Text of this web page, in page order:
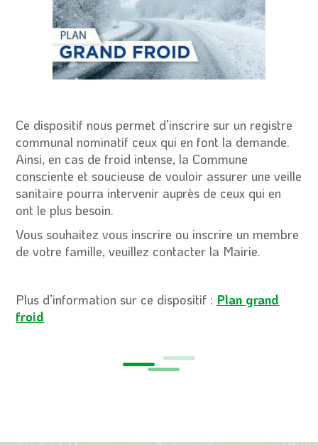
Ce dispositif nous permet d’inscrire sur un registre
communal nominatif ceux qui en font la demande.
Ainsi, en cas de froid intense, la Commune
consciente et soucieuse de vouloir assurer une veille
sanitaire pourra intervenir auprès de ceux qui en
ont le plus besoin.
Vous souhaitez vous inscrire ou inscrire un membre
de votre famille, veuillez contacter la Mairie.
Plus d’information sur ce dispositif : Plan grand
froid